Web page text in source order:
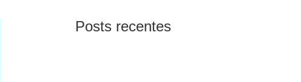
Posts recentes